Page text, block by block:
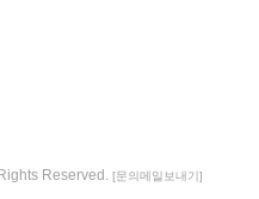
Reserved. [문의메일보내기]